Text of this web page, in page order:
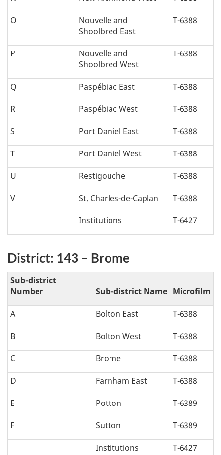
O
Nouvelle and
Shoolbred East
T-6388
P
Nouvelle and
Shoolbred West
T-6388
Q Paspébiac East T-6388
R Paspébiac West T-6388
S Port Daniel East T-6388
T Port Daniel West T-6388
U Restigouche T-6388
V St. Charles-de-Caplan T-6388
Institutions T-6427
District: 143 – Brome
Sub-district
Number
Sub-district Name Microfilm
A Bolton East T-6388
B Bolton West T-6388
C Brome T-6388
D Farnham East T-6388
E Potton T-6389
F Sutton T-6389
Institutions T-6427